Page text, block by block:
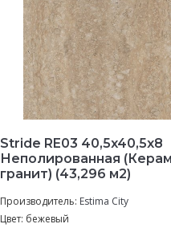
Stride RE03 40,5x40,5х8
Неполированная
гранит) (43,296 м2)
Производитель: Estima City
Цвет: бежевый